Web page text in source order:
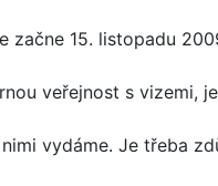
začne 15. listopadu
veřejnost s vizemi,
vydáme. Je třeba